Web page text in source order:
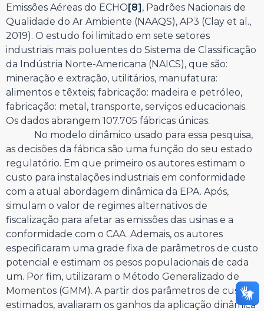
Emissões Aéreas do ECHO[8], Padrões Nacionais de
Qualidade do Ar Ambiente (NAAQS), AP3 (Clay et al.,
2019). O estudo foi limitado em sete setores
industriais mais poluentes do Sistema de Classificação
da Indústria Norte-Americana (NAICS), que são:
mineração e extração, utilitários, manufatura:
alimentos e têxteis; fabricação: madeira e petróleo,
fabricação: metal, transporte, serviços educacionais.
Os dados abrangem 107.705 fábricas únicas.
No modelo dinâmico usado para essa pesquisa,
as decisões da fábrica são uma função do seu estado
regulatório. Em que primeiro os autores estimam o
custo para instalações industriais em conformidade
com a atual abordagem dinâmica da EPA. Após,
simulam o valor de regimes alternativos de
fiscalização para afetar as emissões das usinas e a
conformidade com o CAA. Ademais, os autores
especificaram uma grade fixa de parâmetros de custo
potencial e estimam os pesos populacionais de cada
um. Por fim, utilizaram o Método Generalizado de
Momentos (GMM). A partir dos parâmetros de custo
estimados, avaliaram os ganhos da aplicação dinâmica